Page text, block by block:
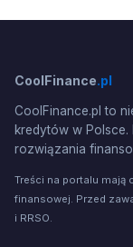
CoolFinance.pl
CoolFinance.pl to
kredytów w
rozwiązania
Treści na portalu mają
finansowej. Przed
i RRSO.